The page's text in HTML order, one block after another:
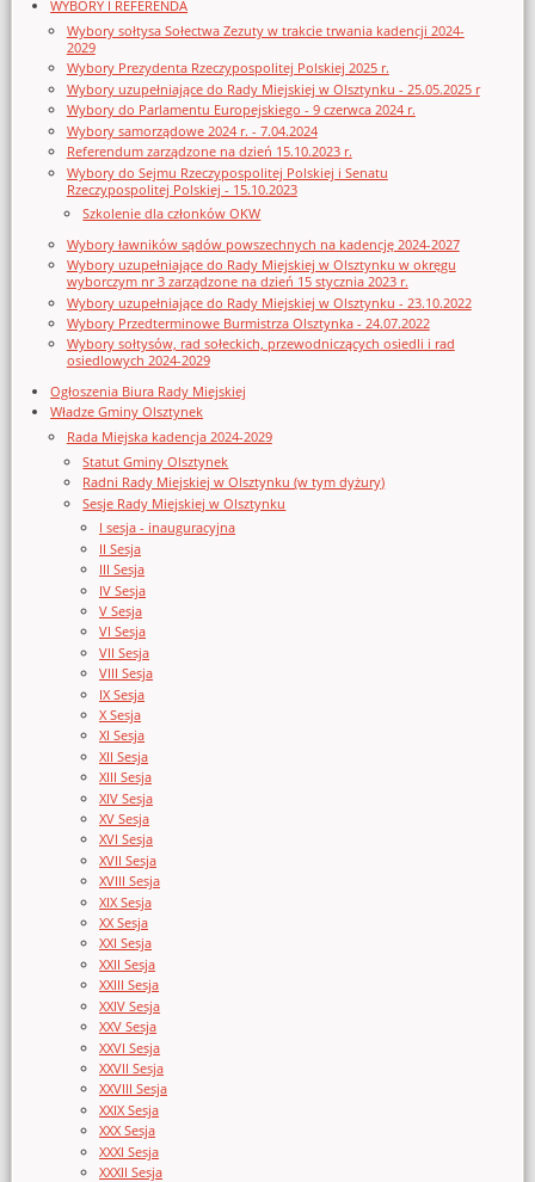
WYBORY I REFERENDA
Wybory sołtysa Sołectwa Zezuty w trakcie trwania kadencji 2024-
2029
Wybory Prezydenta Rzeczypospolitej Polskiej 2025 r.
Wybory uzupełniające do Rady Miejskiej w Olsztynku - 25.05.2025 r
Wybory do Parlamentu Europejskiego - 9 czerwca 2024 r.
Wybory samorządowe 2024 r. - 7.04.2024
Referendum zarządzone na dzień 15.10.2023 r.
Wybory do Sejmu Rzeczypospolitej Polskiej i Senatu
Rzeczypospolitej Polskiej - 15.10.2023
Szkolenie dla członków OKW
Wybory ławników sądów powszechnych na kadencję 2024-2027
Wybory uzupełniające do Rady Miejskiej w Olsztynku w okręgu
wyborczym nr 3 zarządzone na dzień 15 stycznia 2023 r.
Wybory uzupełniające do Rady Miejskiej w Olsztynku - 23.10.2022
Wybory Przedterminowe Burmistrza Olsztynka - 24.07.2022
Wybory sołtysów, rad sołeckich, przewodniczących osiedli i rad
osiedlowych 2024-2029
Ogłoszenia Biura Rady Miejskiej
Władze Gminy Olsztynek
Rada Miejska kadencja 2024-2029
Statut Gminy Olsztynek
Radni Rady Miejskiej w Olsztynku (w tym dyżury)
Sesje Rady Miejskiej w Olsztynku
I sesja - inauguracyjna
II Sesja
III Sesja
IV Sesja
V Sesja
VI Sesja
VII Sesja
VIII Sesja
IX Sesja
X Sesja
XI Sesja
XII Sesja
XIII Sesja
XIV Sesja
XV Sesja
XVI Sesja
XVII Sesja
XVIII Sesja
XIX Sesja
XX Sesja
XXI Sesja
XXII Sesja
XXIII Sesja
XXIV Sesja
XXV Sesja
XXVI Sesja
XXVII Sesja
XXVIII Sesja
XXIX Sesja
XXX Sesja
XXXI Sesja
XXXII Sesja